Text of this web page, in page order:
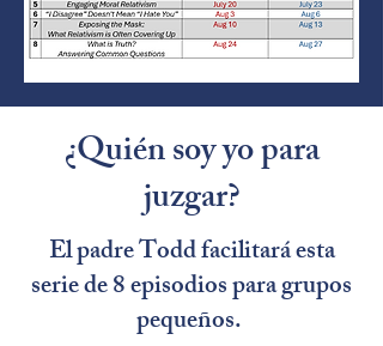
¿Quién soy yo para
juzgar?
El padre Todd facilitará esta
serie de 8 episodios para grupos
pequeños.